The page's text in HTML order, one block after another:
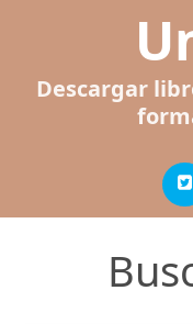
Descargar